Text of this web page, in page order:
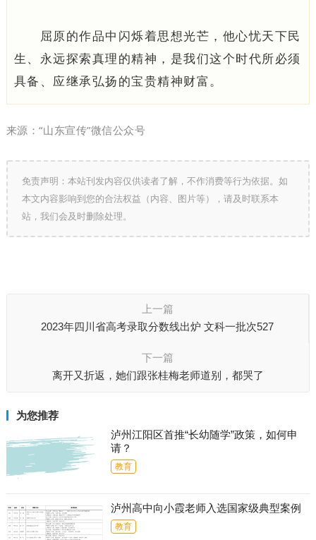
屈原的作品中闪烁着思想光芒，他心忧天下民
生、永远探索真理的精神，是我们这个时代所必须
具备、应继承弘扬的宝贵精神财富。
来源：“山东宣传”微信公众号
免责声明：本站刊发内容仅供读者了解，不作消费等行为依据。如
本文内容影响到您的合法权益（内容、图片等），请及时联系本
站，我们会及时删除处理。
上一篇
2023年四川省高考录取分数线出炉 文科一批次527
下一篇
离开又折返，她们跟张桂梅老师道别，都哭了
为您推荐
泸州江阳区首推“长幼随学”政策，如何申
请？
教育
泸州高中向小霞老师入选国家级典型案例
教育